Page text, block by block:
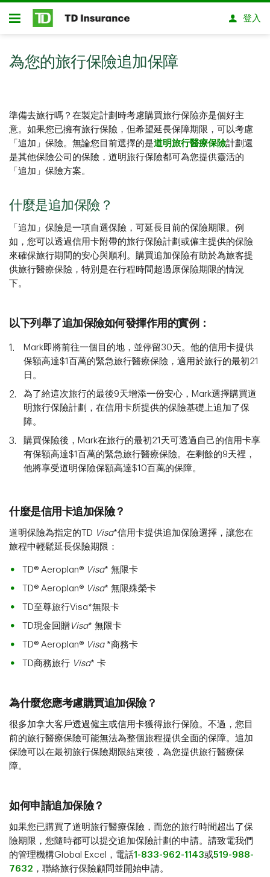
略過進入主要內容
開放式房屋貸款
登入
為您的旅行保險追加保障
準備去旅行嗎？在製定計劃時考慮購買旅行保險亦是個好主
意。如果您已擁有旅行保險，但希望延長保障期限，可以考慮
「追加」保險。無論您目前選擇的是道明旅行醫療保險計劃還
是其他保險公司的保險，道明旅行保險都可為您提供靈活的
「追加」保險方案。
什麼是追加保險？
「追加」保險是一項自選保險，可延長目前的保險期限。例
如，您可以透過信用卡附帶的旅行保險計劃或僱主提供的保險
來確保旅行期間的安心與順利。購買追加保險有助於為旅客提
供旅行醫療保險，特別是在行程時間超過原保險期限的情況
下。
以下列舉了追加保險如何發揮作用的實例：
Mark即將前往一個目的地，並停留30天。他的信用卡提供
保額高達$1百萬的緊急旅行醫療保險，適用於旅行的最初21
日。
為了給這次旅行的最後9天增添一份安心，Mark選擇購買道
明旅行保險計劃，在信用卡所提供的保險基礎上追加了保
障。
購買保險後，Mark在旅行的最初21天可透過自己的信用卡享
有保額高達$1百萬的緊急旅行醫療保險。在剩餘的9天裡，
他將享受道明保險保額高達$10百萬的保障。
什麼是信用卡追加保險？
道明保險為指定的TD Visa*信用卡提供追加保險選擇，讓您在
旅程中輕鬆延長保險期限：
TD® Aeroplan® Visa* 無限卡
TD® Aeroplan® Visa* 無限殊榮卡
TD至尊旅行Visa*無限卡
TD現金回贈 Visa* 無限卡
TD® Aeroplan® Visa*商務卡
TD商務旅行 Visa* 卡
為什麼您應考慮購買追加保險？
很多加拿大客戶透過僱主或信用卡獲得旅行保險。不過，您目
前的旅行醫療保險可能無法為整個旅程提供全面的保障。追加
保險可以在最初旅行保險期限結束後，為您提供旅行醫療保
障。
如何申請追加保險？
如果您已購買了道明旅行醫療保險，而您的旅行時間超出了保
險期限，您隨時都可以提交追加保險計劃的申請。請致電我們
的管理機構Global Excel，電話1-833-962-1143或519-988-
7632 ，聯絡旅行保險顧問並開始申請。